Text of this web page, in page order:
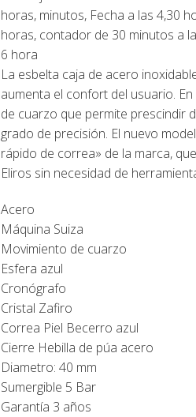
horas, minutos, Fecha a las 4,30
horas, contador de 30 minutos a
6 hora
La esbelta caja de acero
aumenta el confort del usuario.
de cuarzo que permite prescindir
grado de precisión. El nuevo
rápido de correa» de la marca,
Eliros sin necesidad de
Acero
Máquina Suiza
Movimiento de cuarzo
Esfera azul
Cronógrafo
Cristal Zafiro
Correa Piel Becerro azul
Cierre Hebilla de púa acero
Diametro: 40 mm
Sumergible 5 Bar
Garantía 3 años